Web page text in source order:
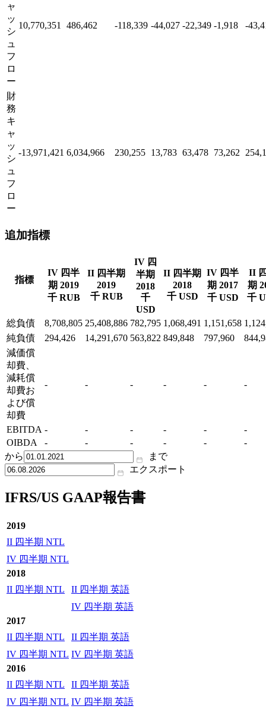
ャ
ッ
シ
ュ
フ
ロ
ー
10,770,351 486,462 -118,339 -44,027 -22,349 -1,918 -
財
務
キ
ャ
ッ
シ
ュ
フ
ロ
ー
-13,971,421 6,034,966 230,255 13,783 63,478 73,262
追加指標
指標
IV 四半
期 2019
千 RUB
II 四半期
2019
千 RUB
IV 四
半期
2018
千
USD
II 四半期
2018
千 USD
IV 四半
期 2017
千 USD
II
期
千
総負債 8,708,805 25,408,886 782,795 1,068,491 1,151,658
純負債
294,426 14,291,670 563,822 849,848 797,960
減価償
却費、
減耗償
却費お
よび償
却費
- - - - - -
EBITDA - - - - -
-
OIBDA
- - - - -
-
から
まで
エクスポート
IFRS/US GAAP報告書
2019
II 四半期 NTL
IV 四半期 NTL
2018
II 四半期 NTL
II 四半期 英語
IV 四半期 英語
2017
II 四半期 NTL
II 四半期 英語
IV 四半期 NTL IV 四半期 英語
2016
II 四半期 NTL
II 四半期 英語
IV 四半期 NTL IV 四半期 英語